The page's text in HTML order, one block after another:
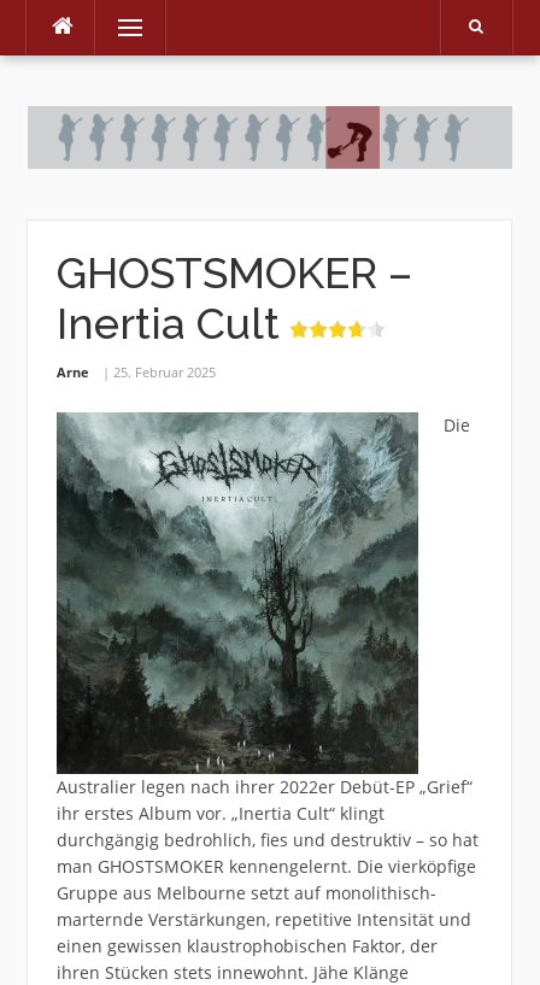
Skip
Menu
GHOSTSMOKER –
Inertia Cult
Arne 25. Februar 2025
Die
Australier legen nach ihrer 2022er Debüt-EP „Grief“
ihr erstes Album vor. „Inertia Cult“ klingt
durchgängig bedrohlich, fies und destruktiv – so hat
man GHOSTSMOKER kennengelernt. Die vierköpfige
Gruppe aus Melbourne setzt auf monolithisch-
marternde Verstärkungen, repetitive Intensität und
einen gewissen klaustrophobischen Faktor, der
ihren Stücken stets innewohnt. Jähe Klänge